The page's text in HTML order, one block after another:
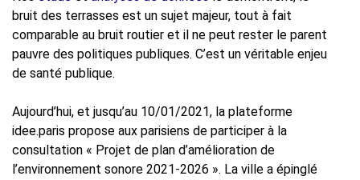
bruit des terrasses est un sujet majeur, tout à fait
comparable au bruit routier et il ne peut rester le parent
pauvre des politiques publiques. C’est un véritable enjeu
de santé publique.
Aujourd’hui, et jusqu’au 10/01/2021, la plateforme
idee.paris propose aux parisiens de participer à la
consultation « Projet de plan d’amélioration de
l’environnement sonore 2021-2026 ». La ville a épinglé